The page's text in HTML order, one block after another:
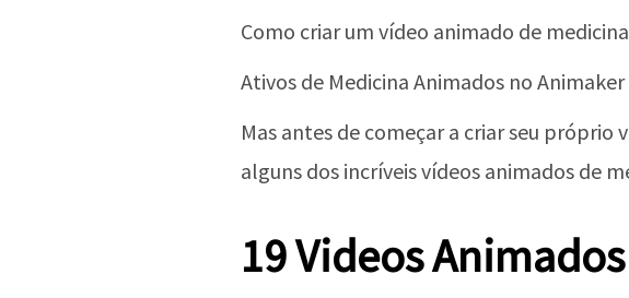
Como criar um vídeo animado de
Ativos de Medicina Animados no Animaker
Mas antes de começar a criar seu
alguns dos incríveis vídeos animados de
19 Videos